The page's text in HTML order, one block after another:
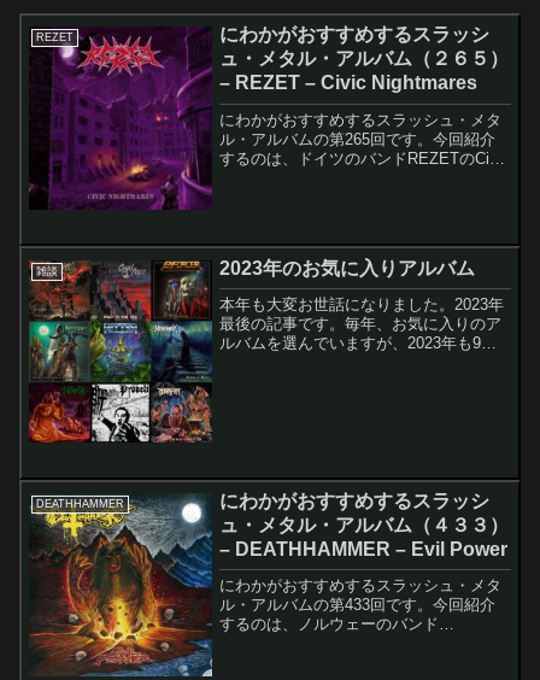
REZET
にわかがおすすめするスラッシ
ュ・メタル・アルバム（２６５）
– REZET – Civic Nightmares
にわかがおすすめするスラッシュ・メタ
ル・アルバムの第265回です。今回紹介
するのは、ドイツのバンドREZETのCivic
雑談 2023年のお気に入りアルバム
本年も大変お世話になりました。2023年
最後の記事です。毎年、お気に入りのア
ルバムを選んでいますが、2023年も9枚
DEATHHAMMER
にわかがおすすめするスラッシ
ュ・メタル・アルバム（４３３）
– DEATHHAMMER – Evil Power
にわかがおすすめするスラッシュ・メタ
ル・アルバムの第433回です。今回紹介
するのは、ノルウェーのバンド